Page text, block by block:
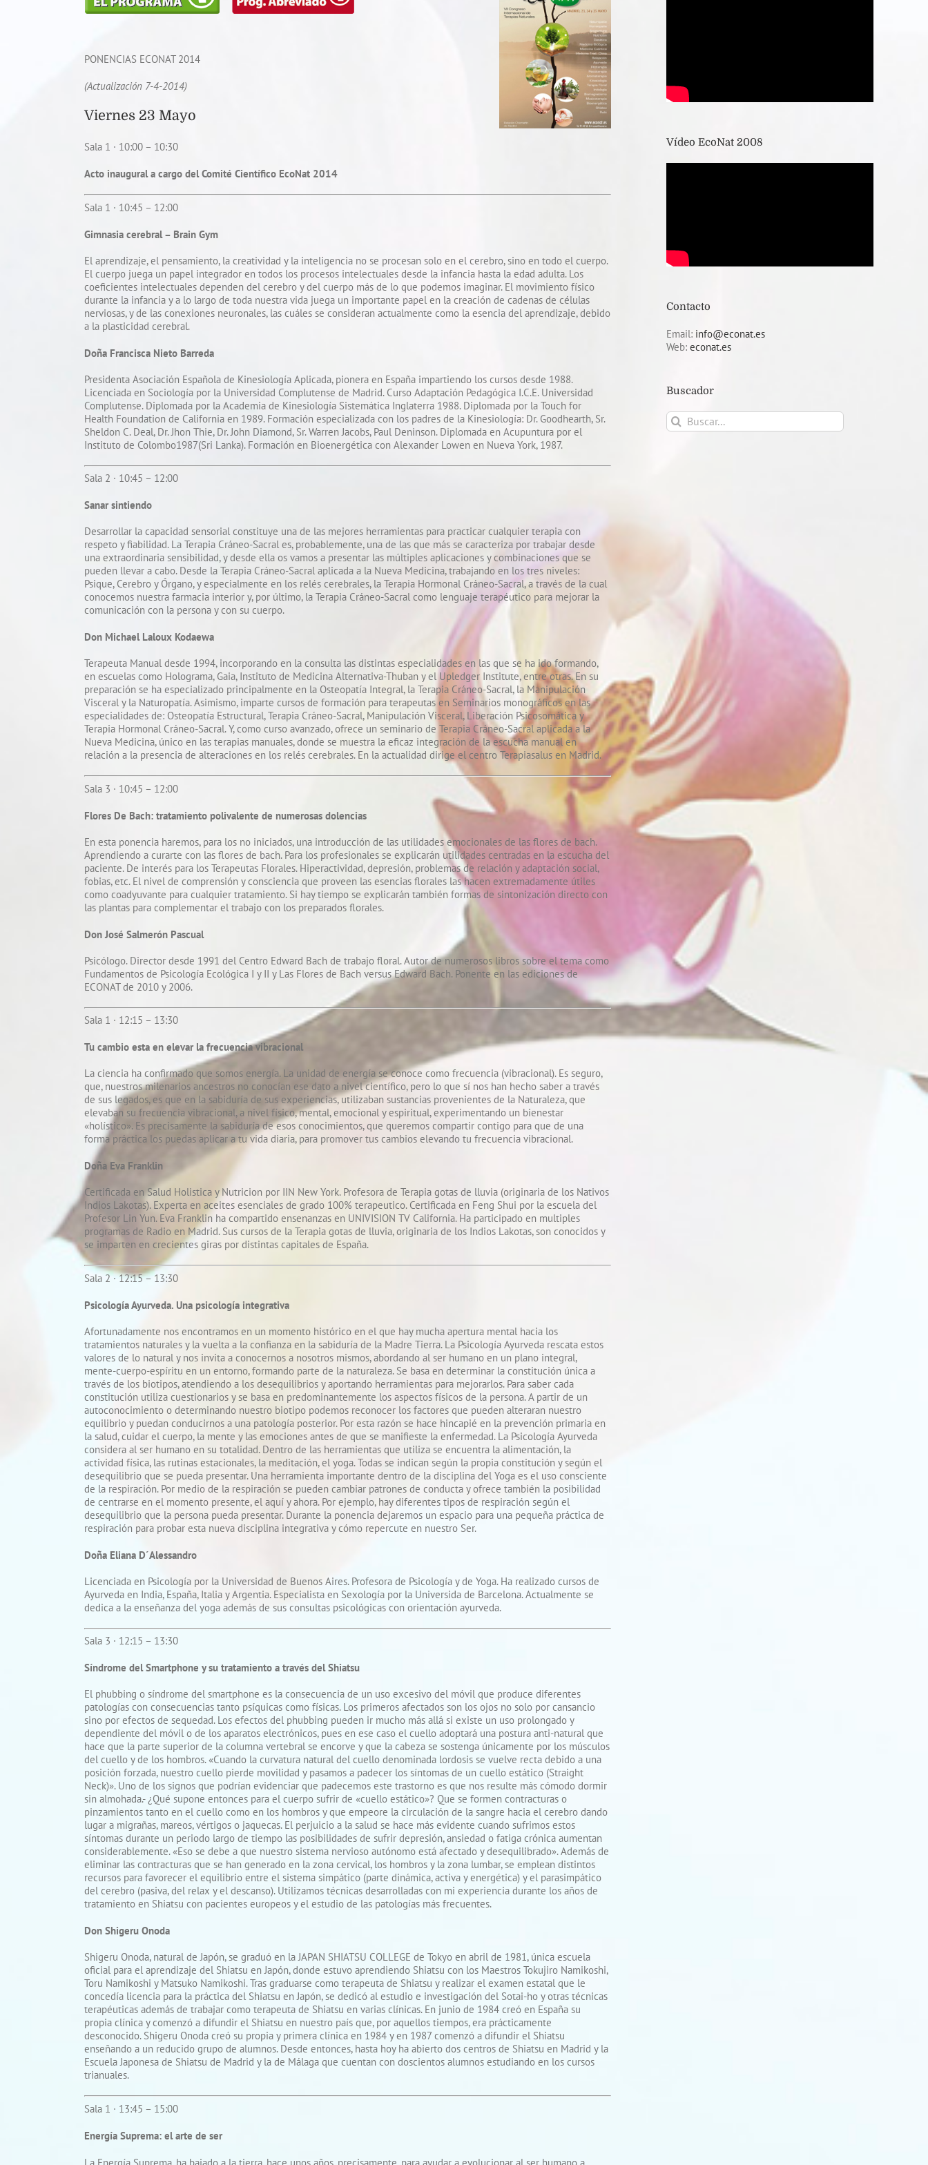
PONENCIAS ECONAT 2014
(Actualización 7-4-2014)
Viernes 23 Mayo
Sala 1 · 10:00 – 10:30
Acto inaugural a cargo del Comité Científico EcoNat 2014
Sala 1 · 10:45 – 12:00
Gimnasia cerebral – Brain Gym
El aprendizaje, el pensamiento, la creatividad y la inteligencia no se procesan solo en el cerebro, sino en todo el cuerpo.
El cuerpo juega un papel integrador en todos los procesos intelectuales desde la infancia hasta la edad adulta. Los
coeficientes intelectuales dependen del cerebro y del cuerpo más de lo que podemos imaginar. El movimiento físico
durante la infancia y a lo largo de toda nuestra vida juega un importante papel en la creación de cadenas de células
nerviosas, y de las conexiones neuronales, las cuáles se consideran actualmente como la esencia del aprendizaje, debido
a la plasticidad cerebral.
Doña Francisca Nieto Barreda
Presidenta Asociación Española de Kinesiología Aplicada, pionera en España impartiendo los cursos desde 1988.
Licenciada en Sociología por la Universidad Complutense de Madrid. Curso Adaptación Pedagógica I.C.E. Universidad
Complutense. Diplomada por la Academia de Kinesiología Sistemática Inglaterra 1988. Diplomada por la Touch for
Health Foundation de California en 1989. Formación especializada con los padres de la Kinesiología: Dr. Goodhearth, Sr.
Sheldon C. Deal, Dr. Jhon Thie, Dr. John Diamond, Sr. Warren Jacobs, Paul Deninson. Diplomada en Acupuntura por el
Instituto de Colombo1987(Sri Lanka). Formación en Bioenergética con Alexander Lowen en Nueva York, 1987.
Sala 2 · 10:45 – 12:00
Sanar sintiendo
Desarrollar la capacidad sensorial constituye una de las mejores herramientas para practicar cualquier terapia con
respeto y fiabilidad. La Terapia Cráneo-Sacral es, probablemente, una de las que más se caracteriza por trabajar desde
una extraordinaria sensibilidad, y desde ella os vamos a presentar las múltiples aplicaciones y combinaciones que se
pueden llevar a cabo. Desde la Terapia Cráneo-Sacral aplicada a la Nueva Medicina, trabajando en los tres niveles:
Psique, Cerebro y Órgano, y especialmente en los relés cerebrales, la Terapia Hormonal Cráneo-Sacral, a través de la cual
conocemos nuestra farmacia interior y, por último, la Terapia Cráneo-Sacral como lenguaje terapéutico para mejorar la
comunicación con la persona y con su cuerpo.
Don Michael Laloux Kodaewa
Terapeuta Manual desde 1994, incorporando en la consulta las distintas especialidades en las que se ha ido formando,
en escuelas como Holograma, Gaia, Instituto de Medicina Alternativa-Thuban y el Upledger Institute, entre otras. En su
preparación se ha especializado principalmente en la Osteopatía Integral, la Terapia Cráneo-Sacral, la Manipulación
Visceral y la Naturopatía. Asimismo, imparte cursos de formación para terapeutas en Seminarios monográficos en las
especialidades de: Osteopatía Estructural, Terapia Cráneo-Sacral, Manipulación Visceral, Liberación Psicosomática y
Terapia Hormonal Cráneo-Sacral. Y, como curso avanzado, ofrece un seminario de Terapia Cráneo-Sacral aplicada a la
Nueva Medicina, único en las terapias manuales, donde se muestra la eficaz integración de la escucha manual en
relación a la presencia de alteraciones en los relés cerebrales. En la actualidad dirige el centro Terapiasalus en Madrid.
Sala 3 · 10:45 – 12:00
Flores De Bach: tratamiento polivalente de numerosas dolencias
En esta ponencia haremos, para los no iniciados, una introducción de las utilidades emocionales de las flores de bach.
Aprendiendo a curarte con las flores de bach. Para los profesionales se explicarán utilidades centradas en la escucha del
paciente. De interés para los Terapeutas Florales. Hiperactividad, depresión, problemas de relación y adaptación social,
fobias, etc. El nivel de comprensión y consciencia que proveen las esencias florales las hacen extremadamente útiles
como coadyuvante para cualquier tratamiento. Si hay tiempo se explicarán también formas de sintonización directo con
las plantas para complementar el trabajo con los preparados florales.
Don José Salmerón Pascual
Psicólogo. Director desde 1991 del Centro Edward Bach de trabajo floral. Autor de numerosos libros sobre el tema como
Fundamentos de Psicología Ecológica I y II y Las Flores de Bach versus Edward Bach. Ponente en las ediciones de
ECONAT de 2010 y 2006.
Sala 1 · 12:15 – 13:30
Tu cambio esta en elevar la frecuencia vibracional
La ciencia ha confirmado que somos energía. La unidad de energía se conoce como frecuencia (vibracional). Es seguro,
que, nuestros milenarios ancestros no conocían ese dato a nivel científico, pero lo que sí nos han hecho saber a través
de sus legados, es que en la sabiduría de sus experiencias, utilizaban sustancias provenientes de la Naturaleza, que
elevaban su frecuencia vibracional, a nivel físico, mental, emocional y espiritual, experimentando un bienestar
«holístico». Es precisamente la sabiduría de esos conocimientos, que queremos compartir contigo para que de una
forma práctica los puedas aplicar a tu vida diaria, para promover tus cambios elevando tu frecuencia vibracional.
Doña Eva Franklin
Certificada en Salud Holistica y Nutricion por IIN New York. Profesora de Terapia gotas de lluvia (originaria de los Nativos
Indios Lakotas). Experta en aceites esenciales de grado 100% terapeutico. Certificada en Feng Shui por la escuela del
Profesor Lin Yun. Eva Franklin ha compartido ensenanzas en UNIVISION TV California. Ha participado en multiples
programas de Radio en Madrid. Sus cursos de la Terapia gotas de lluvia, originaria de los Indios Lakotas, son conocidos y
se imparten en crecientes giras por distintas capitales de España.
Sala 2 · 12:15 – 13:30
Psicología Ayurveda. Una psicología integrativa
Afortunadamente nos encontramos en un momento histórico en el que hay mucha apertura mental hacia los
tratamientos naturales y la vuelta a la confianza en la sabiduría de la Madre Tierra. La Psicología Ayurveda rescata estos
valores de lo natural y nos invita a conocernos a nosotros mismos, abordando al ser humano en un plano integral,
mente-cuerpo-espíritu en un entorno, formando parte de la naturaleza. Se basa en determinar la constitución única a
través de los biotipos, atendiendo a los desequilibrios y aportando herramientas para mejorarlos. Para saber cada
constitución utiliza cuestionarios y se basa en predominantemente los aspectos físicos de la persona. A partir de un
autoconocimiento o determinando nuestro biotipo podemos reconocer los factores que pueden alteraran nuestro
equilibrio y puedan conducirnos a una patología posterior. Por esta razón se hace hincapié en la prevención primaria en
la salud, cuidar el cuerpo, la mente y las emociones antes de que se manifieste la enfermedad. La Psicología Ayurveda
considera al ser humano en su totalidad. Dentro de las herramientas que utiliza se encuentra la alimentación, la
actividad física, las rutinas estacionales, la meditación, el yoga. Todas se indican según la propia constitución y según el
desequilibrio que se pueda presentar. Una herramienta importante dentro de la disciplina del Yoga es el uso consciente
de la respiración. Por medio de la respiración se pueden cambiar patrones de conducta y ofrece también la posibilidad
de centrarse en el momento presente, el aquí y ahora. Por ejemplo, hay diferentes tipos de respiración según el
desequilibrio que la persona pueda presentar. Durante la ponencia dejaremos un espacio para una pequeña práctica de
respiración para probar esta nueva disciplina integrativa y cómo repercute en nuestro Ser.
Doña Eliana D´Alessandro
Licenciada en Psicología por la Universidad de Buenos Aires. Profesora de Psicología y de Yoga. Ha realizado cursos de
Ayurveda en India, España, Italia y Argentia. Especialista en Sexología por la Universida de Barcelona. Actualmente se
dedica a la enseñanza del yoga además de sus consultas psicológicas con orientación ayurveda.
Sala 3 · 12:15 – 13:30
Síndrome del Smartphone y su tratamiento a través del Shiatsu
El phubbing o síndrome del smartphone es la consecuencia de un uso excesivo del móvil que produce diferentes
patologías con consecuencias tanto psíquicas como físicas. Los primeros afectados son los ojos no solo por cansancio
sino por efectos de sequedad. Los efectos del phubbing pueden ir mucho más allá si existe un uso prolongado y
dependiente del móvil o de los aparatos electrónicos, pues en ese caso el cuello adoptará una postura anti-natural que
hace que la parte superior de la columna vertebral se encorve y que la cabeza se sostenga únicamente por los músculos
del cuello y de los hombros. «Cuando la curvatura natural del cuello denominada lordosis se vuelve recta debido a una
posición forzada, nuestro cuello pierde movilidad y pasamos a padecer los síntomas de un cuello estático (Straight
Neck)». Uno de los signos que podrían evidenciar que padecemos este trastorno es que nos resulte más cómodo dormir
sin almohada.- ¿Qué supone entonces para el cuerpo sufrir de «cuello estático»? Que se formen contracturas o
pinzamientos tanto en el cuello como en los hombros y que empeore la circulación de la sangre hacia el cerebro dando
lugar a migrañas, mareos, vértigos o jaquecas. El perjuicio a la salud se hace más evidente cuando sufrimos estos
síntomas durante un periodo largo de tiempo las posibilidades de sufrir depresión, ansiedad o fatiga crónica aumentan
considerablemente. «Eso se debe a que nuestro sistema nervioso autónomo está afectado y desequilibrado». Además de
eliminar las contracturas que se han generado en la zona cervical, los hombros y la zona lumbar, se emplean distintos
recursos para favorecer el equilibrio entre el sistema simpático (parte dinámica, activa y energética) y el parasimpático
del cerebro (pasiva, del relax y el descanso). Utilizamos técnicas desarrolladas con mi experiencia durante los años de
tratamiento en Shiatsu con pacientes europeos y el estudio de las patologías más frecuentes.
Don Shigeru Onoda
Shigeru Onoda, natural de Japón, se graduó en la JAPAN SHIATSU COLLEGE de Tokyo en abril de 1981, única escuela
oficial para el aprendizaje del Shiatsu en Japón, donde estuvo aprendiendo Shiatsu con los Maestros Tokujiro Namikoshi,
Toru Namikoshi y Matsuko Namikoshi. Tras graduarse como terapeuta de Shiatsu y realizar el examen estatal que le
concedía licencia para la práctica del Shiatsu en Japón, se dedicó al estudio e investigación del Sotai-ho y otras técnicas
terapéuticas además de trabajar como terapeuta de Shiatsu en varias clínicas. En junio de 1984 creó en España su
propia clínica y comenzó a difundir el Shiatsu en nuestro país que, por aquellos tiempos, era prácticamente
desconocido. Shigeru Onoda creó su propia y primera clínica en 1984 y en 1987 comenzó a difundir el Shiatsu
enseñando a un reducido grupo de alumnos. Desde entonces, hasta hoy ha abierto dos centros de Shiatsu en Madrid y la
Escuela Japonesa de Shiatsu de Madrid y la de Málaga que cuentan con doscientos alumnos estudiando en los cursos
trianuales.
Sala 1 · 13:45 – 15:00
Energía Suprema: el arte de ser
La Energía Suprema, ha bajado a la tierra, hace unos años, precisamente, para ayudar a evolucionar al ser humano a
Vídeo EcoNat 2008
Contacto
Email: info@econat.es
Web: econat.es
Buscador
Buscar: